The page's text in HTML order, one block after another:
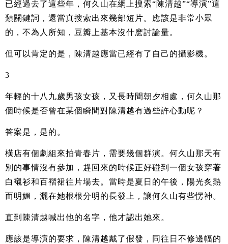
已經過去了這些年，何久山在網上搜索“陳清越”“導演”這
類關鍵詞，還當真搜索出來幾部短片。應該是非常小眾
的，不為人所知，豆瓣上基本沒什麽討論量。
但可以肯定的是，陳清越應當已經有了自己的攝影機。
3
年輕的十八九歲男孩女孩，又長時間朝夕相處，何久山那
個時候是否曾在某個瞬間對陳清越有過些許心動呢？
答案是，是的。
橫店有個劇組來拍青春片，需要幾個群演。何久山那天有
別的事情沒有參加，趕回來的時候正好碰到一個女孩穿著
白襯衫和百褶裙往片場去。當時是夏日的午後，陽光炙熱
而明媚，灑在她根根分明的長發上，讓何久山有些愣神。
直到陳清越喊出他的名字，他才認出她來。
應該是導演的要求，陳清越戴了假發，同往日不修邊幅的